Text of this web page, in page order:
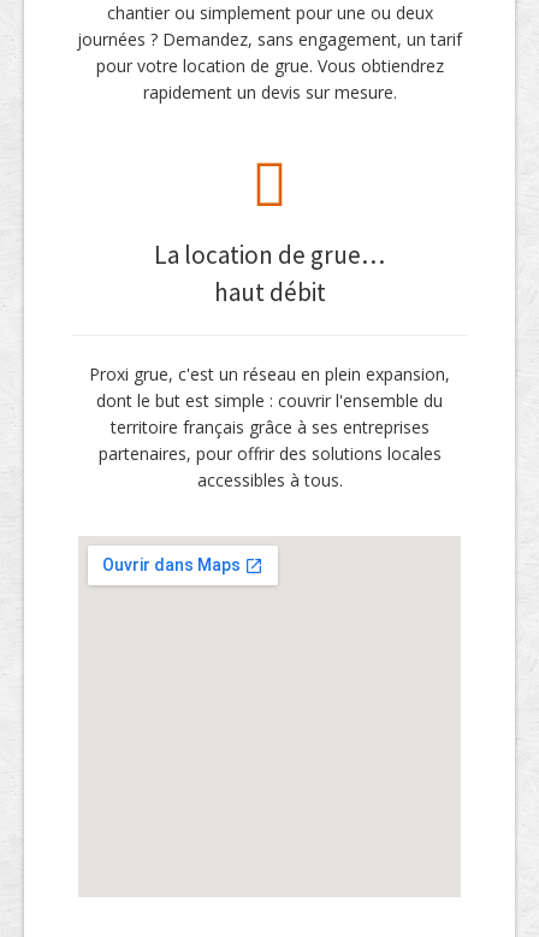
chantier ou simplement pour une ou deux
journées ? Demandez, sans engagement, un tarif
pour votre location de grue. Vous obtiendrez
rapidement un devis sur mesure.
La location de grue…
haut débit
Proxi grue, c'est un réseau en plein expansion,
dont le but est simple : couvrir l'ensemble du
territoire français grâce à ses entreprises
partenaires, pour offrir des solutions locales
accessibles à tous.